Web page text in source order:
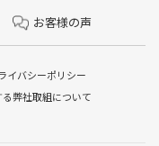
お客様の声
イバシーポリシー
弊社取組について